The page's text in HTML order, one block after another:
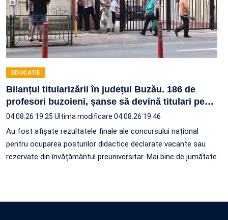
EDUCATIE
Bilanțul titularizării în județul Buzău. 186 de
profesori buzoieni, șanse să devină titulari pe…
04.08.26 19:25 Ultima modificare 04.08.26 19:46
Au fost afișate rezultatele finale ale concursului național
pentru ocuparea posturilor didactice declarate vacante sau
rezervate din învățământul preuniversitar. Mai bine de jumătate…